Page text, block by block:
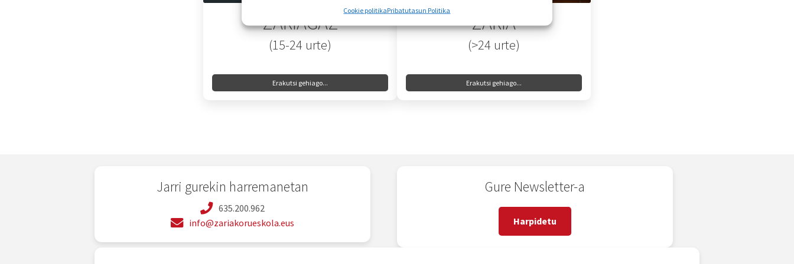
Cookie politikaPribatutasun Politika
ZARIAGAZ
(15-24 urte)
Erakutsi gehiago...
ZARIA
(>24 urte)
Erakutsi gehiago...
Jarri gurekin harremanetan
635.200.962
info@zariakorueskola.eus
Gure Newsletter-a
Harpidetu